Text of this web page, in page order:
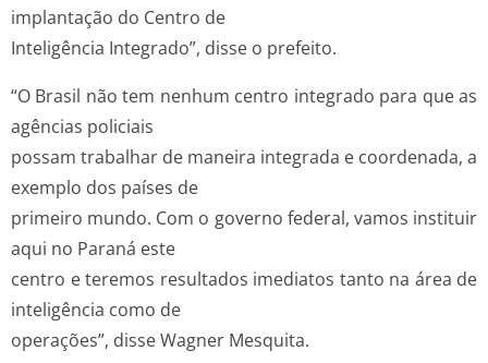
implantação do Centro de
Inteligência Integrado”, disse o prefeito.
“O Brasil não tem nenhum centro integrado para que as
agências policiais
possam trabalhar de maneira integrada e coordenada, a
exemplo dos países de
primeiro mundo. Com o governo federal, vamos instituir
aqui no Paraná este
centro e teremos resultados imediatos tanto na área de
inteligência como de
operações”, disse Wagner Mesquita.